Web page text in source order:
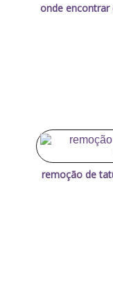
onde
remoção de